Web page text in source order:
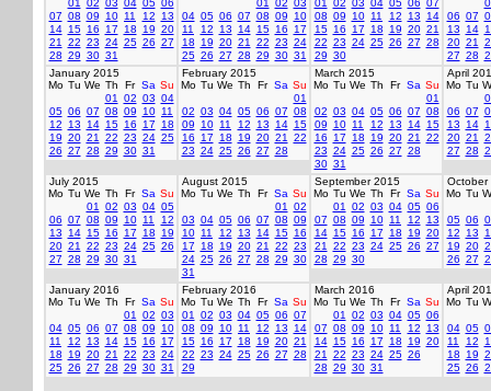
01
02 03 04 05 06
07 08 09 10 11 12
13
14 15 16 17 18 19 20
21
22 23 24 25 26 27
28 29 30 31
01
02 03
04 05 06 07 08 09
10
11
12 13 14 15 16
17
18
19 20 21 22 23 24
25 26 27 28 29 30 31
01
02 03 04 05 06 07
08 09 10 11 12 13
14
15 16 17 18 19 20 21
22 23 24 25 26 27 28
29 30
06 07
13
14
20 21
27 28
January 2015
Mo Tu We Th Fr Sa Su
01
02 03 04
05 06 07 08 09 10 11
12
13 14 15 16 17
18
19 20 21 22 23 24 25
26 27 28 29 30 31
February 2015
Mo Tu We Th Fr Sa Su
01
02 03 04 05 06 07 08
09
10 11 12 13 14 15
16
17 18 19 20 21
22
23 24 25 26 27 28
March 2015
Mo Tu We Th Fr Sa Su
01
02 03 04 05 06 07 08
09
10 11 12 13 14 15
16
17 18 19 20 21
22
23 24 25 26 27 28
30 31
April
Mo Tu
06 07
13
14
20 21
27 28
July 2015
Mo Tu We Th Fr Sa Su
01
02 03 04 05
06 07 08 09 10 11
12
13
14 15 16 17 18
19
20 21 22 23 24 25 26
27 28 29 30 31
August 2015
Mo Tu We Th Fr Sa Su
01
02
03 04 05 06 07 08 09
10 11 12 13 14 15 16
17
18 19 20 21 22 23
24 25 26 27 28 29 30
31
September 2015
Mo Tu We Th Fr Sa Su
01
02 03 04 05 06
07 08 09 10 11 12
13
14 15 16 17 18 19 20
21
22 23 24 25 26 27
28 29 30
October
Mo Tu
05 06
12
13
19 20
26 27
January 2016
Mo Tu We Th Fr Sa Su
01
02 03
04 05 06 07 08 09
10
11
12 13 14 15 16
17
18
19 20 21 22 23 24
25 26 27 28 29 30 31
February 2016
Mo Tu We Th Fr Sa Su
01
02 03 04 05 06 07
08 09 10 11 12 13
14
15 16 17 18 19 20 21
22 23 24 25 26 27 28
29
March 2016
Mo Tu We Th Fr Sa Su
01
02 03 04 05 06
07 08 09 10 11 12
13
14 15 16 17 18 19 20
21
22 23 24 25 26
28 29 30 31
April
Mo Tu
04 05
11
12
18
19
25 26